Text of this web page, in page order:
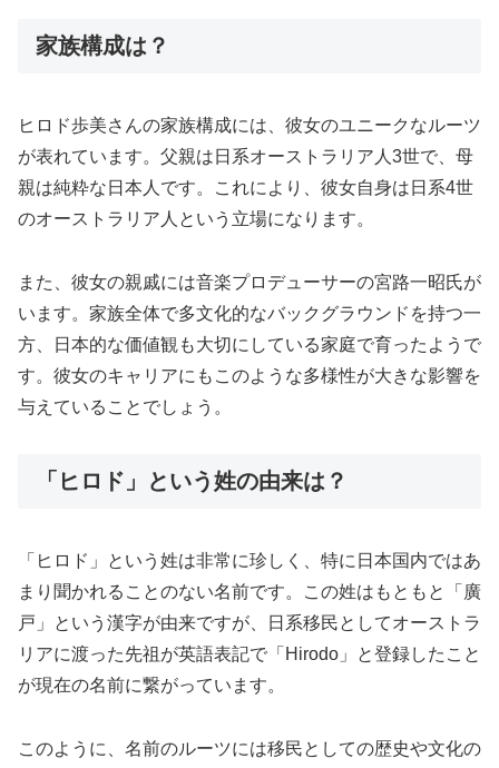
家族構成は？
ヒロド歩美さんの家族構成には、彼女のユニークなルーツ
が表れています。父親は日系オーストラリア人3世で、母
親は純粋な日本人です。これにより、彼女自身は日系4世
のオーストラリア人という立場になります。
また、彼女の親戚には音楽プロデューサーの宮路一昭氏が
います。家族全体で多文化的なバックグラウンドを持つ一
方、日本的な価値観も大切にしている家庭で育ったようで
す。彼女のキャリアにもこのような多様性が大きな影響を
与えていることでしょう。
「ヒロド」という姓の由来は？
「ヒロド」という姓は非常に珍しく、特に日本国内ではあ
まり聞かれることのない名前です。この姓はもともと「廣
戸」という漢字が由来ですが、日系移民としてオーストラ
リアに渡った先祖が英語表記で「Hirodo」と登録したこと
が現在の名前に繋がっています。
このように、名前のルーツには移民としての歴史や文化の